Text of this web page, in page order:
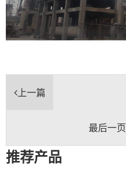
上一篇
最后一页
推荐产品